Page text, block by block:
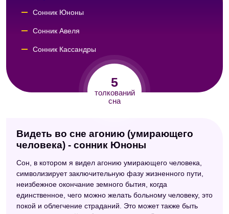
5
толкований
сна
Сонник Юноны
Сонник Авеля
Сонник Кассандры
Сонник значение снов
Видеть во сне агонию (умирающего
человека) - сонник Юноны
Сон, в котором я видел агонию умирающего человека,
символизирует заключительную фазу жизненного пути,
неизбежное окончание земного бытия, когда
единственное, чего можно желать больному человеку, это
покой и облегчение страданий. Это может также быть